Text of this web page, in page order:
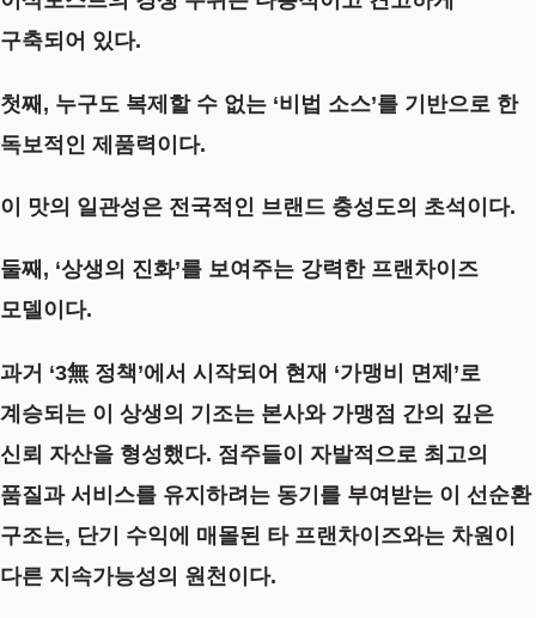
구축되어 있다.
첫째, 누구도 복제할 수 없는 ‘비법 소스’를 기반으로 한
독보적인 제품력 이다.
이 맛의 일관성은 전국적인 브랜드 충성도의 초석이다.
둘째, ‘상생의 진화’를 보여주는 강력한 프랜차이즈
모델이다.
과거 ‘3無 정책’에서 시작되어 현재 ‘가맹비 면제’로
계승되는 이 상생의 기조는 본사와 가맹점 간의 깊은
신뢰 자산을 형성했다. 점주들이 자발적으로 최고의
품질과 서비스를 유지하려는 동기를 부여받는 이 선순환
구조는, 단기 수익에 매몰된 타 프랜차이즈와는 차원이
다른 지속가능성의 원천이다.